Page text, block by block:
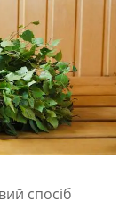
спосіб